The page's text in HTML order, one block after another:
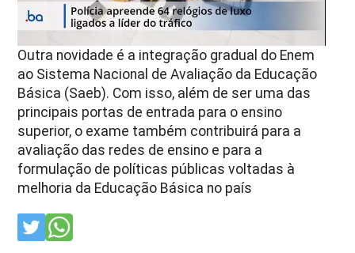
Outra novidade é a integração gradual do Enem
ao Sistema Nacional de Avaliação da Educação
Básica (Saeb). Com isso, além de ser uma das
principais portas de entrada para o ensino
superior, o exame também contribuirá para a
avaliação das redes de ensino e para a
formulação de políticas públicas voltadas à
melhoria da Educação Básica no país